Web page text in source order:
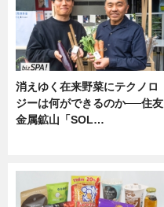
消えゆく在来野菜にテクノロ
ジーは何ができるのか──住友
金属鉱山「SOL…